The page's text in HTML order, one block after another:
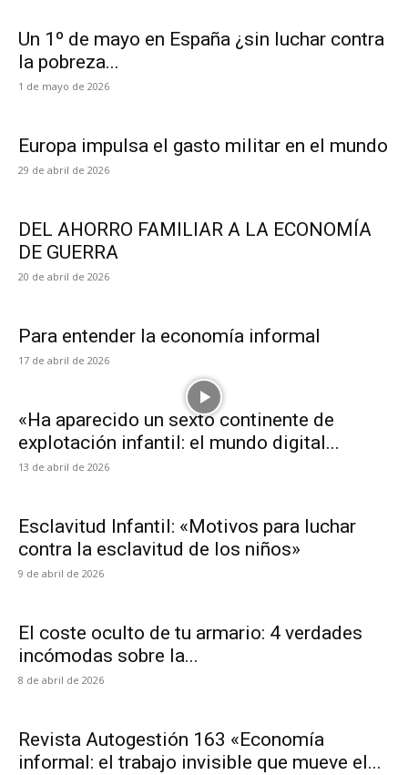
Un 1º de mayo en España ¿sin luchar contra
la pobreza...
1 de mayo de 2026
Europa impulsa el gasto militar en el mundo
29 de abril de 2026
DEL AHORRO FAMILIAR A LA ECONOMÍA
DE GUERRA
20 de abril de 2026
Para entender la economía informal
17 de abril de 2026
«Ha aparecido un sexto continente de
explotación infantil: el mundo digital...
13 de abril de 2026
Esclavitud Infantil: «Motivos para luchar
contra la esclavitud de los niños»
9 de abril de 2026
El coste oculto de tu armario: 4 verdades
incómodas sobre la...
8 de abril de 2026
Revista Autogestión 163 «Economía
informal: el trabajo invisible que mueve el...